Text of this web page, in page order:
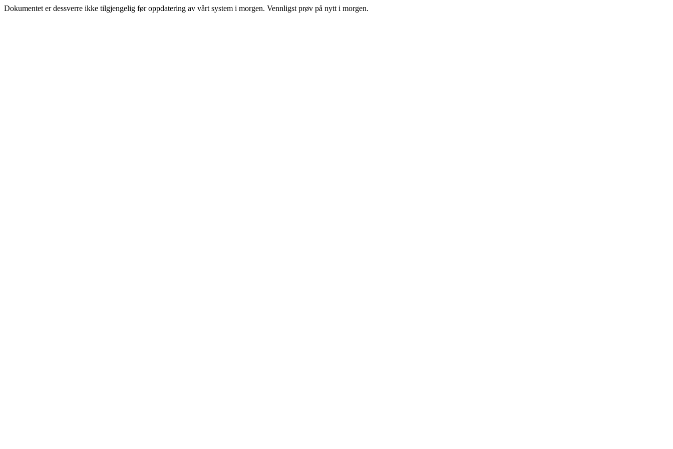
Dokumentet er dessverre ikke tilgjengelig før oppdatering av vårt system i morgen. Vennligst prøv på nytt i morgen.